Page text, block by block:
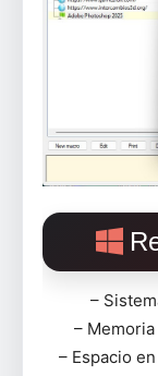
–
–
– Espacio